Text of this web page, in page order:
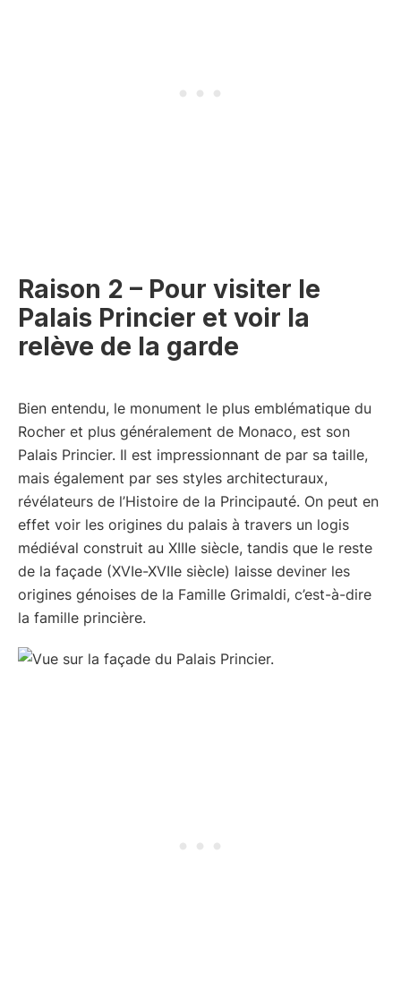
Raison 2 – Pour visiter le
Palais Princier et voir la
relève de la garde
Bien entendu, le monument le plus emblématique du
Rocher et plus généralement de Monaco, est son
Palais Princier. Il est impressionnant de par sa taille,
mais également par ses styles architecturaux,
révélateurs de l’Histoire de la Principauté. On peut en
effet voir les origines du palais à travers un logis
médiéval construit au XIIIe siècle, tandis que le reste
de la façade (XVIe-XVIIe siècle) laisse deviner les
origines génoises de la Famille Grimaldi, c’est-à-dire
la famille princière.